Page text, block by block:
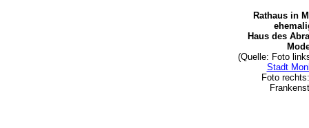
Rathaus in
Haus des
(Quelle: Foto
Stadt
Foto